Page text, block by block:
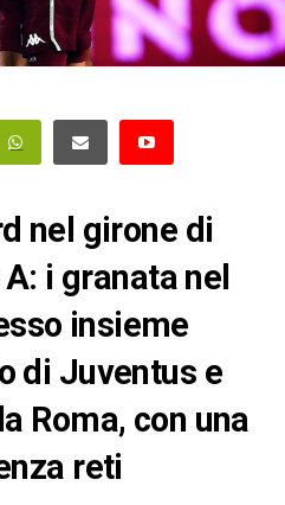
nel girone di
i granata nel
insieme
di Juventus e
Roma, con una
reti